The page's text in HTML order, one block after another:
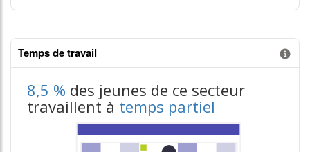
Temps de travail
8,5 % des jeunes de ce secteur
travaillent à temps partiel